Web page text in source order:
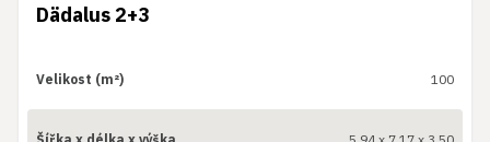
Dädalus 2+3
Velikost (m²) 100